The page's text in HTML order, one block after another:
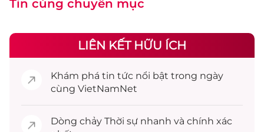
Tin cùng chuyên mục
LIÊN KẾT HỮU ÍCH
Khám phá tin tức nổi bật trong ngày
cùng VietNamNet
Dòng chảy Thời sự nhanh và chính xác